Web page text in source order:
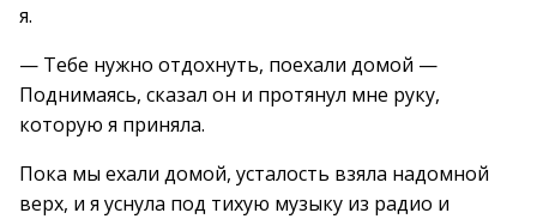
я.
— Тебе нужно отдохнуть, поехали домой —
Поднимаясь, сказал он и протянул мне руку,
которую я приняла.
Пока мы ехали домой, усталость взяла надомной
верх, и я уснула под тихую музыку из радио и